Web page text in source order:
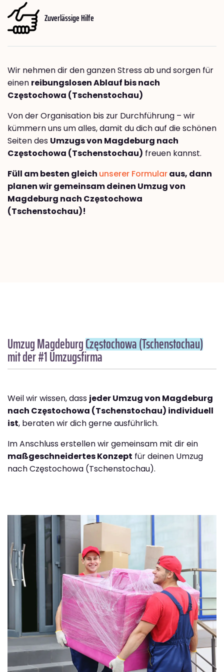
Zuverlässige Hilfe
Wir nehmen dir den ganzen Stress ab und sorgen für
einen reibungslosen Ablauf bis nach
Częstochowa (Tschenstochau)
Von der Organisation bis zur Durchführung – wir
kümmern uns um alles, damit du dich auf die schönen
Seiten des Umzugs von Magdeburg nach
Częstochowa (Tschenstochau) freuen kannst.
Füll am besten gleich unserer Formularaus, dann
planen wir gemeinsam deinen Umzug von
Magdeburg nach Częstochowa
(Tschenstochau)!
Umzug MagdeburgCzęstochowa (Tschenstochau)
mit der #1 Umzugsfirma
Weil wir wissen, dass jeder Umzug von Magdeburg
nach Częstochowa (Tschenstochau) individuell
ist, beraten wir dich gerne ausführlich.
Im Anschluss erstellen wir gemeinsam mit dir ein
maßgeschneidertes Konzept für deinen Umzug
nach Częstochowa (Tschenstochau).